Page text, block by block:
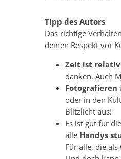
Tipp des Autors
Das richtige
deinen Respekt vor
Zeit ist relativ
danken. Auch
Fotografieren
oder in den
Blitzlicht aus!
Es ist gut für
alle Handys
Für alle, die